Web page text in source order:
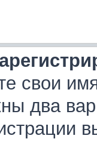
свои
два